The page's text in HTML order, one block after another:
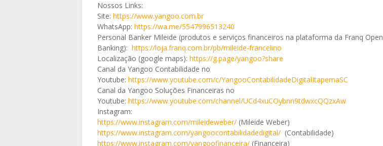
Nossos Links:
Site: https://www.yangoo.com.br
WhatsApp: https://wa.me/5547996513240
Personal Banker Mileide (produtos e serviços financeiros na plataforma da Franq Open
Banking): https://loja.franq.com.br/pb/mileide-francelino
Localização (google maps): https://g.page/yangoo?share
Canal da Yangoo Contabilidade no
Youtube: https://www.youtube.com/c/YangooContabilidadeDigitalItapemaSC
Canal da Yangoo Soluções Financeiras no
Youtube: https://www.youtube.com/channel/UCd4xuCOybnn9tdwxcQQzxAw
Instagram:
https://www.instagram.com/mileideweber/ (Mileide Weber)
https://www.instagram.com/yangoocontabilidadedigital/ (Contabilidade)
https://www.instagram.com/yangoofinanceira/ (Financeira)